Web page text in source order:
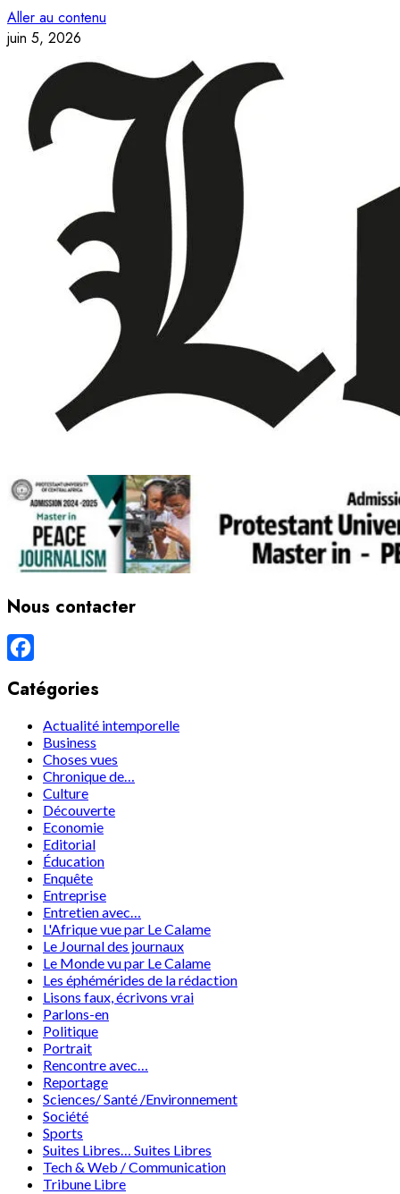
Aller au contenu
juin 5, 2026
Nous contacter
Catégories
Actualité intemporelle
Business
Choses vues
Chronique de…
Culture
Découverte
Economie
Editorial
Éducation
Enquête
Entreprise
Entretien avec…
L'Afrique vue par Le Calame
Le Journal des journaux
Le Monde vu par Le Calame
Les éphémérides de la rédaction
Lisons faux, écrivons vrai
Parlons-en
Politique
Portrait
Rencontre avec…
Reportage
Sciences/ Santé /Environnement
Société
Sports
Suites Libres… Suites Libres
Tech & Web / Communication
Tribune Libre